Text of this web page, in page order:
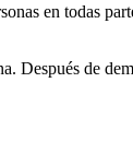
en todas
de